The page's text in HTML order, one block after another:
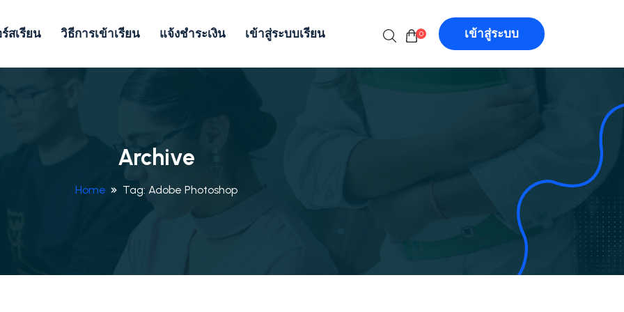
สเรียน วิธีการเข้าเรียน แจ้งชำระเงิน เข้าสู่ระบบเรียน 0 เข้าสู่ระบบ
Archive
Home Tag: Adobe Photoshop